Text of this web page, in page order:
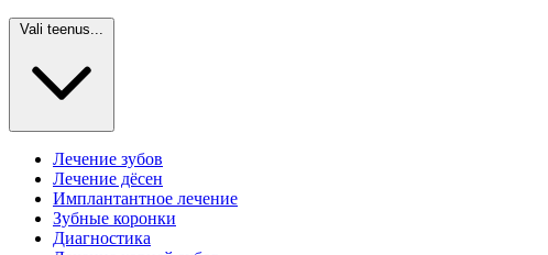
Vali teenus...
Лечение зубов
Лечение дёсен
Имплантантное лечение
Зубные коронки
Диагностика